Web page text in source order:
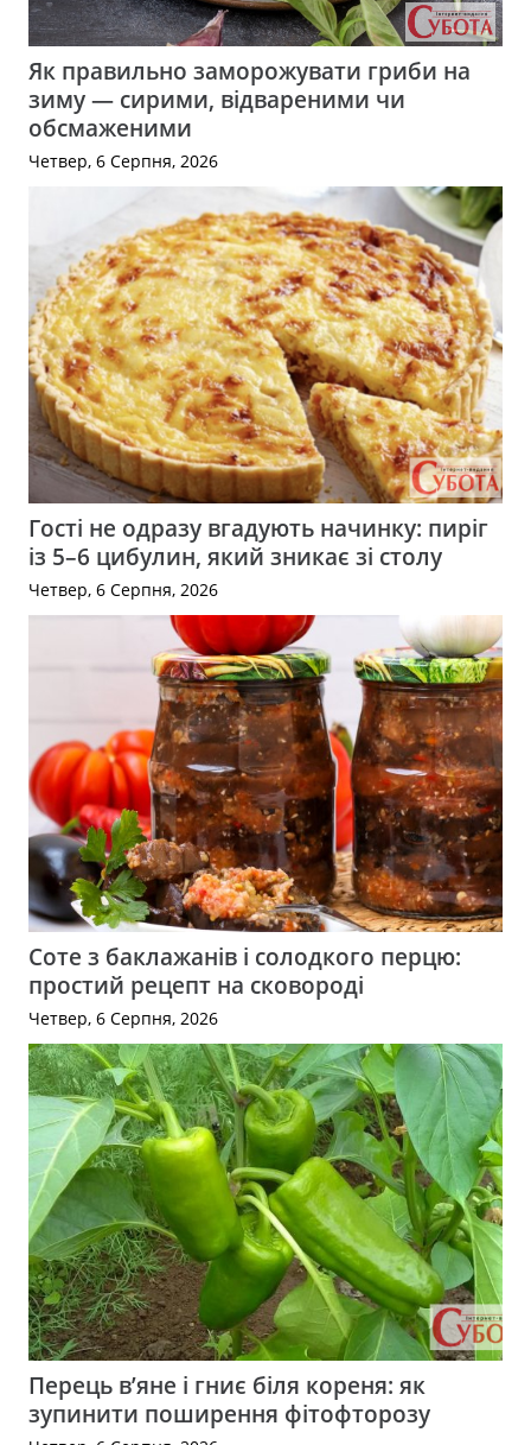
Як правильно заморожувати гриби на
зиму — сирими, відвареними чи
обсмаженими
Четвер, 6 Серпня, 2026
Гості не одразу вгадують начинку: пиріг
із 5–6 цибулин, який зникає зі столу
Четвер, 6 Серпня, 2026
Соте з баклажанів і солодкого перцю:
простий рецепт на сковороді
Четвер, 6 Серпня, 2026
Перець в’яне і гниє біля кореня: як
зупинити поширення фітофторозу